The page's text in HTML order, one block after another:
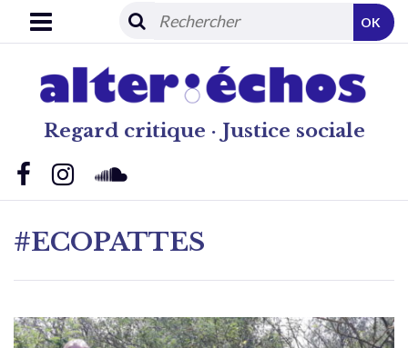
Regard critique · Justice sociale
OK
#ECOPATTES